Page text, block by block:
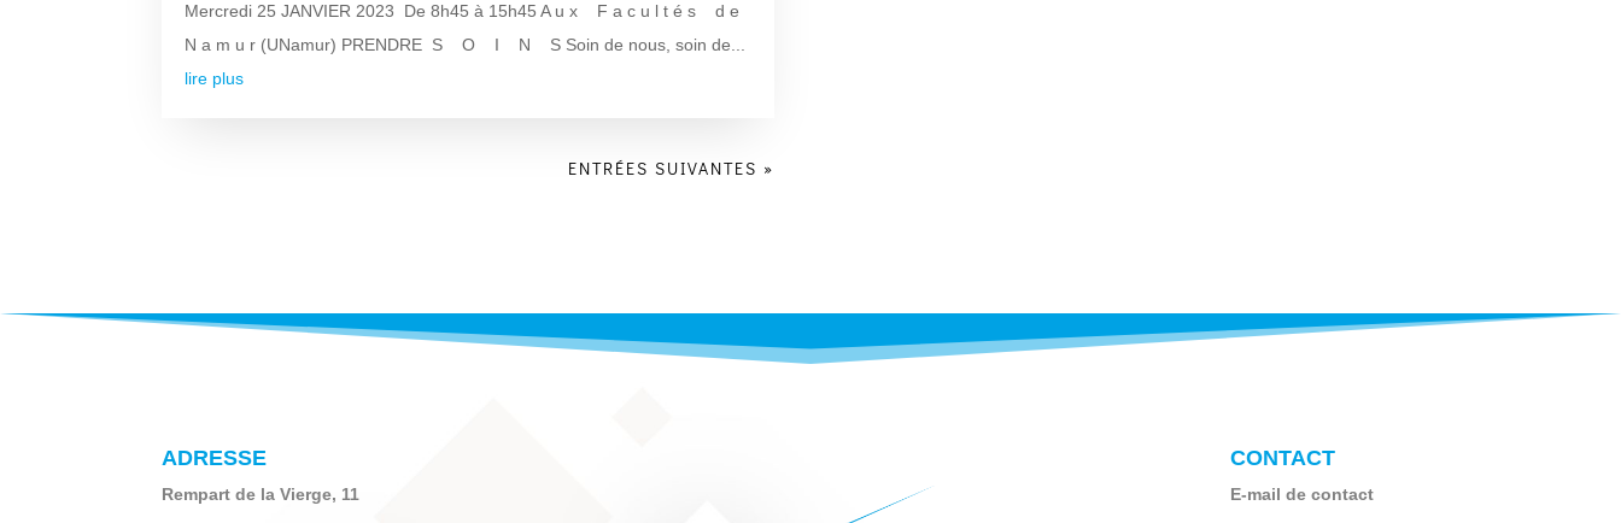
Mercredi 25 JANVIER 2023 ​ De 8h45 à 15h45 A u x F a c u l t é s d e
N a m u r (UNamur) PRENDRE S O I N S Soin de nous, soin de...
lire plus
ENTRÉES SUIVANTES »
ADRESSE
Rempart de la Vierge, 11
CONTACT
E-mail de contact